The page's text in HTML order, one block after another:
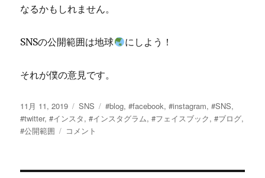
なるかもしれません。
SNSの公開範囲は地球 にしよう！
それが僕の意見です。
投
稿
日:
11月 11, 2019
カ
テ
ゴ
SNS
タ
グ
#blog,#facebook,#instagram,#SNS,
#twitter,#インスタ,#インスタグラム,#フェイスブック,#ブログ,
#公開範囲
【SNS
開
コメント